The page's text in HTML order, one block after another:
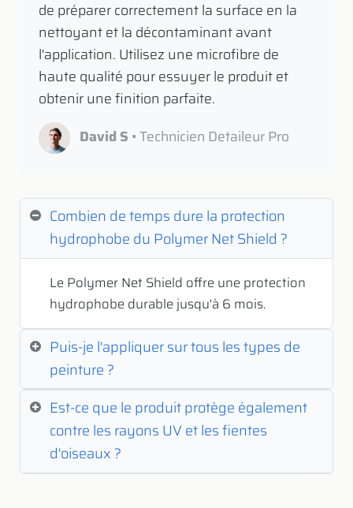
de préparer correctement la surface en la
nettoyant et la décontaminant avant
l'application. Utilisez une microfibre de
haute qualité pour essuyer le produit et
obtenir une finition parfaite.
David S • Technicien Detaileur Pro
Combien de temps dure la protection
hydrophobe du Polymer Net Shield ?
Le Polymer Net Shield offre une protection
hydrophobe durable jusqu'à 6 mois.
Puis-je l'appliquer sur tous les types de
peinture ?
Est-ce que le produit protège également
contre les rayons UV et les fientes
d'oiseaux ?